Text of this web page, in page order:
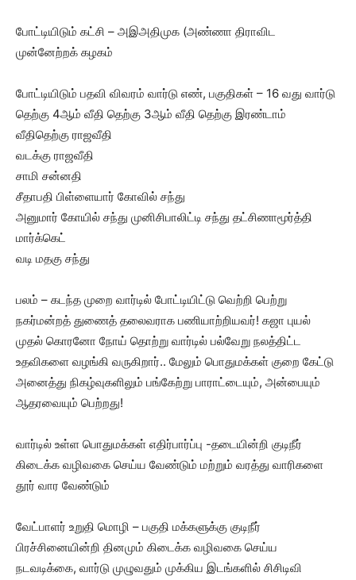
போட்டியிடும் கட்சி – அஇஅதிமுக (அண்ணா திராவிட
முன்னேற்றக் கழகம்
போட்டியிடும் பதவி விவரம் வார்டு எண், பகுதிகள் – 16 வது வார்டு
தெற்கு 4ஆம் வீதி தெற்கு 3ஆம் வீதி தெற்கு இரண்டாம்
வீதிதெற்கு ராஜவீதி
வடக்கு ராஜவீதி
சாமி சன்னதி
சீதாபதி பிள்ளையார் கோவில் சந்து
அனுமார் கோயில் சந்து முனிசிபாலிட்டி சந்து தட்சிணாமூர்த்தி
மார்க்கெட்
வடி மதகு சந்து
பலம் – கடந்த முறை வார்டில் போட்டியிட்டு வெற்றி பெற்று
நகர்மன்றத் துணைத் தலைவராக பணியாற்றியவர்! கஜா புயல்
முதல் கொரனோ நோய் தொற்று வார்டில் பல்வேறு நலத்திட்ட
உதவிகளை வழங்கி வருகிறார்.. மேலும் பொதுமக்கள் குறை கேட்டு
அனைத்து நிகழ்வுகளிலும் பங்கேற்று பாராட்டையும், அன்பையும்
ஆதரவையும் பெற்றது!
வார்டில் உள்ள பொதுமக்கள் எதிர்பார்ப்பு -தடையின்றி குடிநீர்
கிடைக்க வழிவகை செய்ய வேண்டும் மற்றும் வரத்து வாரிகளை
தூர் வார வேண்டும்
வேட்பாளர் உறுதி மொழி – பகுதி மக்களுக்கு குடிநீர்
பிரச்சினையின்றி தினமும் கிடைக்க வழிவகை செய்ய
நடவடிக்கை, வார்டு முழுவதும் முக்கிய இடங்களில் சிசிடிவி